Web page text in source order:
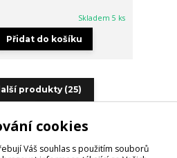
Skladem 5 ks
Přidat do košíku
produkty (25)
cookies
Váš souhlas s použitím souborů